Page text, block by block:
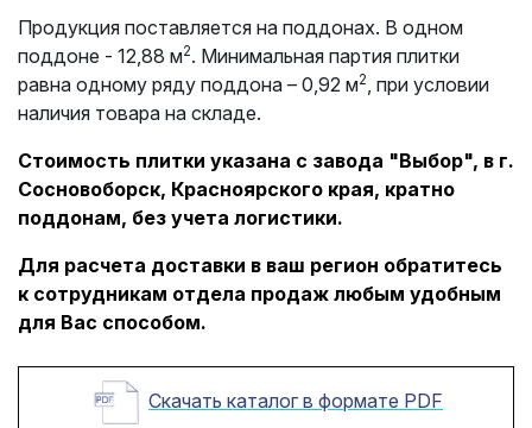
Продукция поставляется на поддонах. В одном
поддоне - 12,88 м2. Минимальная партия плитки
равна одному ряду поддона – 0,92 м2 , при условии
наличия товара на складе.
Стоимость плитки указана с завода "Выбор", в г.
Сосновоборск, Красноярского края, кратно
поддонам, без учета логистики.
Для расчета доставки в ваш регион обратитесь
к сотрудникам отдела продаж любым удобным
для Вас способом.
Скачать каталог в формате PDF